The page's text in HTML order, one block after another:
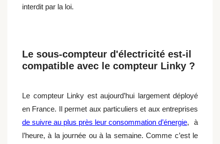
interdit par la loi.
Le sous-compteur d'électricité est-il
compatible avec le compteur Linky ?
Le compteur Linky est aujourd’hui largement déployé
en France. Il permet aux particuliers et aux entreprises
de suivre au plus près leur consommation d’énergie, à
l’heure, à la journée ou à la semaine. Comme c’est le